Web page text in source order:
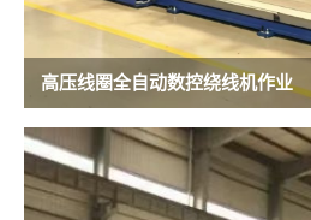
高压线圈全自动数控绕线机作业